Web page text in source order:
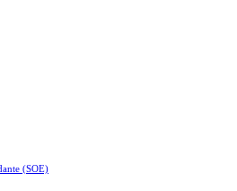
(SOE)